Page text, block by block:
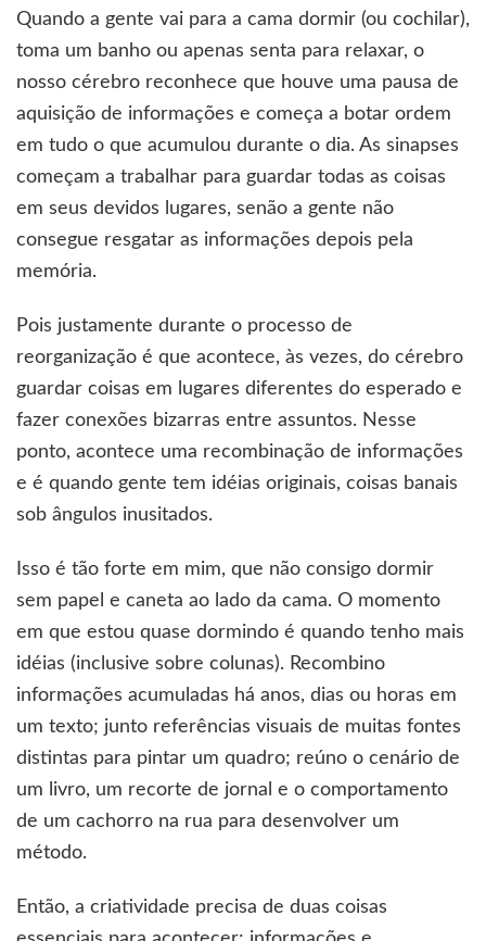
Quando a gente vai para a cama dormir (ou cochilar),
toma um banho ou apenas senta para relaxar, o
nosso cérebro reconhece que houve uma pausa de
aquisição de informações e começa a botar ordem
em tudo o que acumulou durante o dia. As sinapses
começam a trabalhar para guardar todas as coisas
em seus devidos lugares, senão a gente não
consegue resgatar as informações depois pela
memória.
Pois justamente durante o processo de
reorganização é que acontece, às vezes, do cérebro
guardar coisas em lugares diferentes do esperado e
fazer conexões bizarras entre assuntos. Nesse
ponto, acontece uma recombinação de informações
e é quando gente tem idéias originais, coisas banais
sob ângulos inusitados.
Isso é tão forte em mim, que não consigo dormir
sem papel e caneta ao lado da cama. O momento
em que estou quase dormindo é quando tenho mais
idéias (inclusive sobre colunas). Recombino
informações acumuladas há anos, dias ou horas em
um texto; junto referências visuais de muitas fontes
distintas para pintar um quadro; reúno o cenário de
um livro, um recorte de jornal e o comportamento
de um cachorro na rua para desenvolver um
método.
Então, a criatividade precisa de duas coisas